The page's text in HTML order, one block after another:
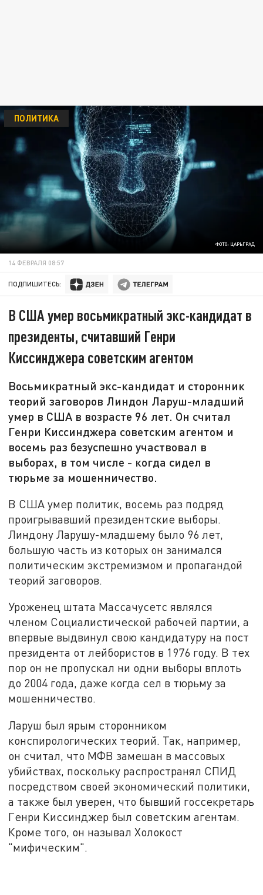
ФОТО: ЦАРЬГРАД
ПОЛИТИКА
14 ФЕВРАЛЯ 08:57
ПОДПИШИТЕСЬ:
В США умер восьмикратный экс-кандидат в
президенты, считавший Генри
Киссинджера советским агентом
Восьмикратный экс-кандидат и сторонник
теорий заговоров Линдон Ларуш-младший
умер в США в возрасте 96 лет. Он считал
Генри Киссинджера советским агентом и
восемь раз безуспешно участвовал в
выборах, в том числе - когда сидел в
тюрьме за мошенничество.
В США умер политик, восемь раз подряд
проигрывавший президентские выборы.
Линдону Ларушу-младшему было 96 лет,
большую часть из которых он занимался
политическим экстремизмом и пропагандой
теорий заговоров.
Уроженец штата Массачусетс являлся
членом Социалистической рабочей партии, а
впервые выдвинул свою кандидатуру на пост
президента от лейбористов в 1976 году. В тех
пор он не пропускал ни одни выборы вплоть
до 2004 года, даже когда сел в тюрьму за
мошенничество.
Ларуш был ярым сторонником
конспирологических теорий. Так, например,
он считал, что МФВ замешан в массовых
убийствах, поскольку распространял СПИД
посредством своей экономический политики,
а также был уверен, что бывший госсекретарь
Генри Киссинджер был советским агентам.
Кроме того, он называл Холокост
"мифическим".